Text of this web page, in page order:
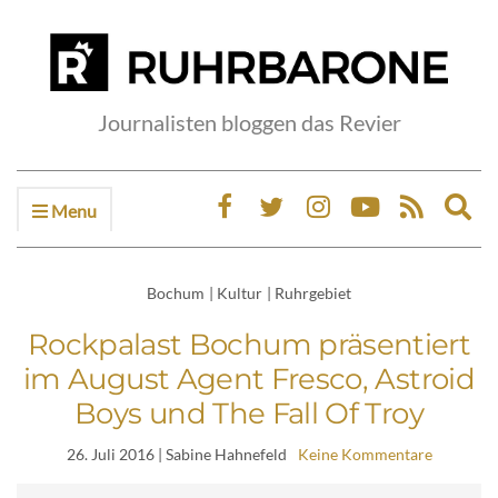
Journalisten bloggen das Revier
Menu
Bochum | Kultur | Ruhrgebiet
Rockpalast Bochum präsentiert
im August Agent Fresco, Astroid
Boys und The Fall Of Troy
26. Juli 2016| Sabine Hahnefeld Keine Kommentare